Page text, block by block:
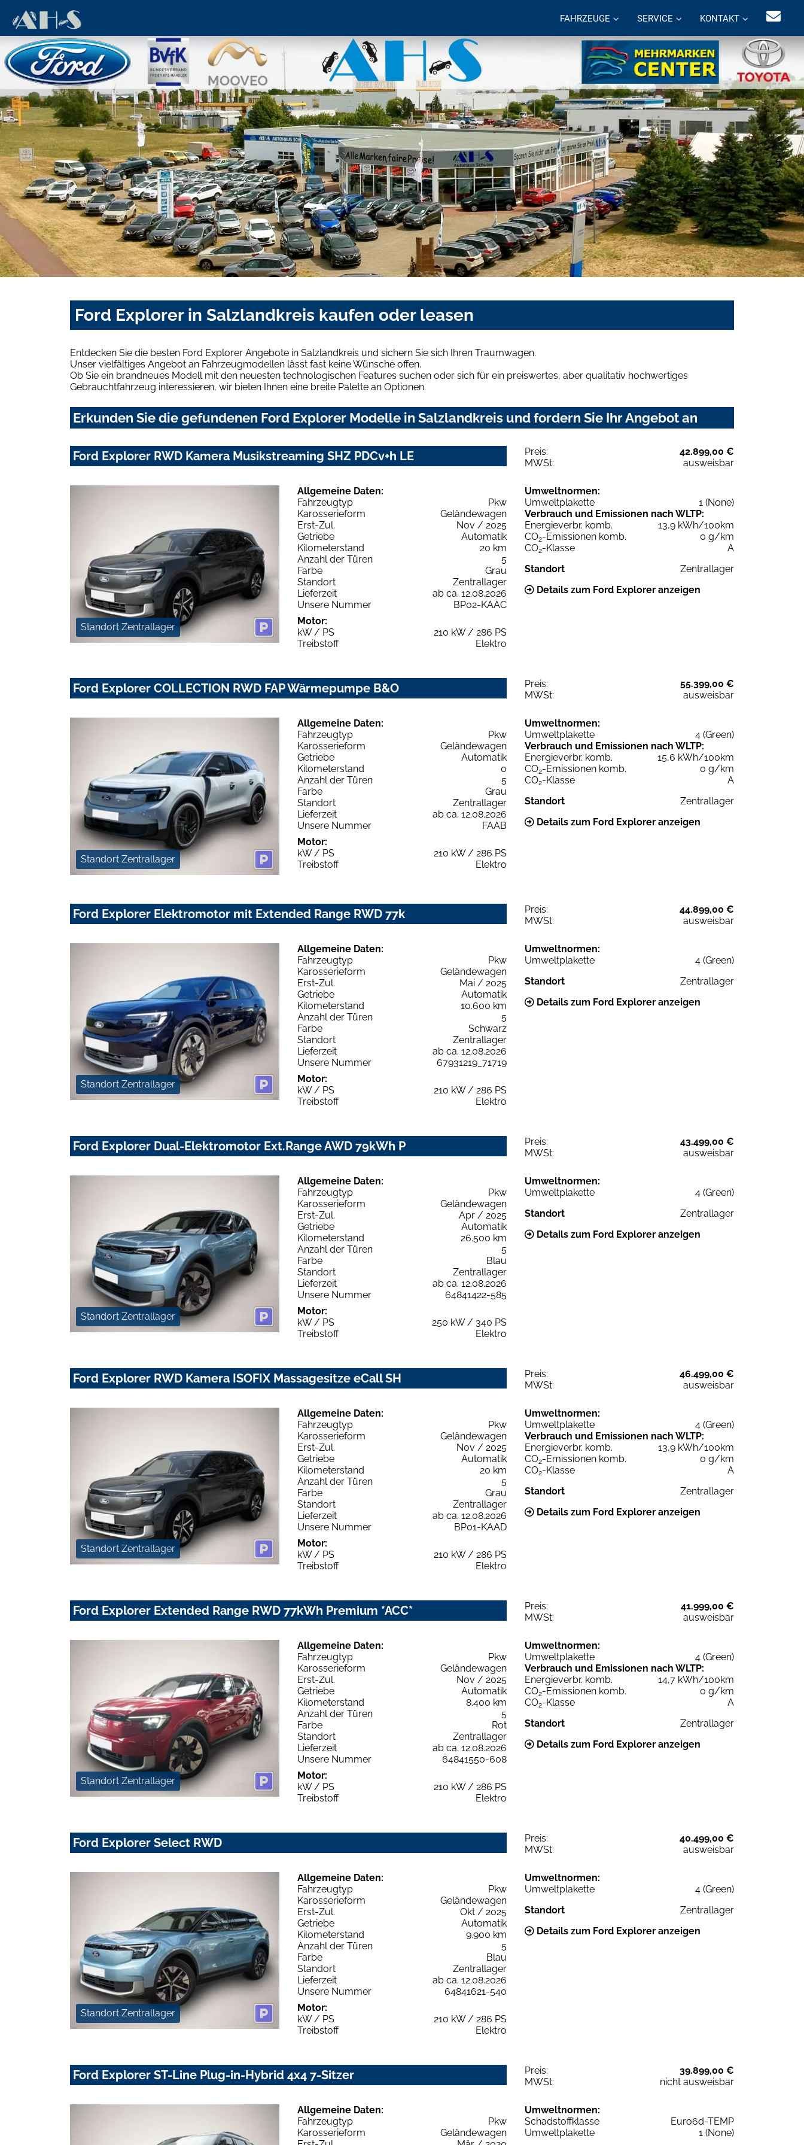
FAHRZEUGE SERVICE KONTAKT
Ford Explorer in Salzlandkreis kaufen oder leasen
Entdecken Sie die besten Ford Explorer Angebote in Salzlandkreis und sichern Sie sich Ihren Traumwagen.
Unser vielfältiges Angebot an Fahrzeugmodellen lässt fast keine Wünsche offen.
Ob Sie ein brandneues Modell mit den neuesten technologischen Features suchen oder sich für ein preiswertes, aber qualitativ hochwertiges
Gebrauchtfahrzeug interessieren, wir bieten Ihnen eine breite Palette an Optionen.
Erkunden Sie die gefundenen Ford Explorer Modelle in Salzlandkreis und fordern Sie Ihr Angebot an
Ford Explorer RWD Kamera Musikstreaming SHZ PDCv+h LE Preis:
42.899,00 €
MWSt:
ausweisbar
Standort Zentrallager
Allgemeine Daten:
Fahrzeugtyp
Pkw
Karosserieform
Geländewagen
Erst-Zul.
Nov / 2025
Getriebe
Automatik
Kilometerstand
20 km
Anzahl der Türen
5
Farbe
Grau
Standort
Zentrallager
Lieferzeit
ab ca. 12.08.2026
Unsere Nummer
BP02-KAAC
Motor:
kW / PS
210 kW / 286 PS
Treibstoff
Elektro
Umweltnormen:
Umweltplakette
1 (None)
Verbrauch und Emissionen nach WLTP:
Energieverbr. komb.
13,9 kWh/100km
CO2-Emissionen komb.
0 g/km
CO2-Klasse
A
Standort
Zentrallager
Details zum Ford Explorer anzeigen
Ford Explorer COLLECTION RWD FAP Wärmepumpe B&O Preis:
55.399,00 €
MWSt:
ausweisbar
Standort Zentrallager
Allgemeine Daten:
Fahrzeugtyp
Pkw
Karosserieform
Geländewagen
Getriebe
Automatik
Kilometerstand
0
Anzahl der Türen
5
Farbe
Grau
Standort
Zentrallager
Lieferzeit
ab ca. 12.08.2026
Unsere Nummer
FAAB
Motor:
kW / PS
210 kW / 286 PS
Treibstoff
Elektro
Umweltnormen:
Umweltplakette
4 (Green)
Verbrauch und Emissionen nach WLTP:
Energieverbr. komb.
15,6 kWh/100km
CO2-Emissionen komb.
0 g/km
CO2-Klasse
A
Standort
Zentrallager
Details zum Ford Explorer anzeigen
Ford Explorer Elektromotor mit Extended Range RWD 77k Preis:
44.899,00 €
MWSt:
ausweisbar
Standort Zentrallager
Allgemeine Daten:
Fahrzeugtyp
Pkw
Karosserieform
Geländewagen
Erst-Zul.
Mai / 2025
Getriebe
Automatik
Kilometerstand
10.600 km
Anzahl der Türen
5
Farbe
Schwarz
Standort
Zentrallager
Lieferzeit
ab ca. 12.08.2026
Unsere Nummer
67931219_71719
Motor:
kW / PS
210 kW / 286 PS
Treibstoff
Elektro
Umweltnormen:
Umweltplakette
4 (Green)
Standort
Zentrallager
Details zum Ford Explorer anzeigen
Ford Explorer Dual-Elektromotor Ext.Range AWD 79kWh P Preis:
43.499,00 €
MWSt:
ausweisbar
Standort Zentrallager
Allgemeine Daten:
Fahrzeugtyp
Pkw
Karosserieform
Geländewagen
Erst-Zul.
Apr / 2025
Getriebe
Automatik
Kilometerstand
26.500 km
Anzahl der Türen
5
Farbe
Blau
Standort
Zentrallager
Lieferzeit
ab ca. 12.08.2026
Unsere Nummer
64841422-585
Motor:
kW / PS
250 kW / 340 PS
Treibstoff
Elektro
Umweltnormen:
Umweltplakette
4 (Green)
Standort
Zentrallager
Details zum Ford Explorer anzeigen
Ford Explorer RWD Kamera ISOFIX Massagesitze eCall SH Preis:
46.499,00 €
MWSt:
ausweisbar
Standort Zentrallager
Allgemeine Daten:
Fahrzeugtyp
Pkw
Karosserieform
Geländewagen
Erst-Zul.
Nov / 2025
Getriebe
Automatik
Kilometerstand
20 km
Anzahl der Türen
5
Farbe
Grau
Standort
Zentrallager
Lieferzeit
ab ca. 12.08.2026
Unsere Nummer
BP01-KAAD
Motor:
kW / PS
210 kW / 286 PS
Treibstoff
Elektro
Umweltnormen:
Umweltplakette
4 (Green)
Verbrauch und Emissionen nach WLTP:
Energieverbr. komb.
13,9 kWh/100km
CO2-Emissionen komb.
0 g/km
CO2-Klasse
A
Standort
Zentrallager
Details zum Ford Explorer anzeigen
Ford Explorer Extended Range RWD 77kWh Premium *ACC* Preis:
41.999,00 €
MWSt:
ausweisbar
Standort Zentrallager
Allgemeine Daten:
Fahrzeugtyp
Pkw
Karosserieform
Geländewagen
Erst-Zul.
Nov / 2025
Getriebe
Automatik
Kilometerstand
8.400 km
Anzahl der Türen
5
Farbe
Rot
Standort
Zentrallager
Lieferzeit
ab ca. 12.08.2026
Unsere Nummer
64841550-608
Motor:
kW / PS
210 kW / 286 PS
Treibstoff
Elektro
Umweltnormen:
Umweltplakette
4 (Green)
Verbrauch und Emissionen nach WLTP:
Energieverbr. komb.
14,7 kWh/100km
CO2-Emissionen komb.
0 g/km
CO2-Klasse
A
Standort
Zentrallager
Details zum Ford Explorer anzeigen
Ford Explorer Select RWD Preis:
40.499,00 €
MWSt:
ausweisbar
Standort Zentrallager
Allgemeine Daten:
Fahrzeugtyp
Pkw
Karosserieform
Geländewagen
Erst-Zul.
Okt / 2025
Getriebe
Automatik
Kilometerstand
9.900 km
Anzahl der Türen
5
Farbe
Blau
Standort
Zentrallager
Lieferzeit
ab ca. 12.08.2026
Unsere Nummer
64841621-540
Motor:
kW / PS
210 kW / 286 PS
Treibstoff
Elektro
Umweltnormen:
Umweltplakette
4 (Green)
Standort
Zentrallager
Details zum Ford Explorer anzeigen
Ford Explorer ST-Line Plug-in-Hybrid 4x4 7-Sitzer Preis:
39.899,00 €
MWSt:
nicht ausweisbar
Allgemeine Daten:
Fahrzeugtyp
Pkw
Karosserieform
Geländewagen
Umweltnormen:
Schadstoffklasse
Euro6d-TEMP
Umweltplakette
1 (None)